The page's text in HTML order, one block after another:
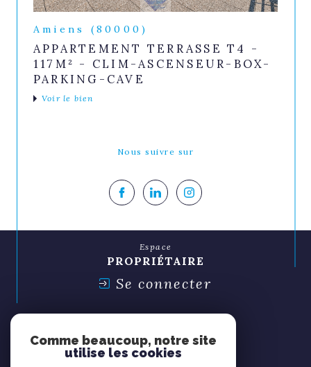
Amiens (80000)
APPARTEMENT TERRASSE T4 -
117M² - CLIM-ASCENSEUR-BOX-
PARKING-CAVE
Voir le bien
Nous suivre sur
Espace
PROPRIÉTAIRE
Se connecter
Espace
Se connecter
Comme beaucoup, notre site
utilise les cookies